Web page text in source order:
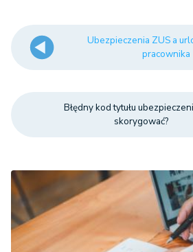
Ubezpieczenia ZUS a
pracownika
Błędny kod tytułu
skorygować?